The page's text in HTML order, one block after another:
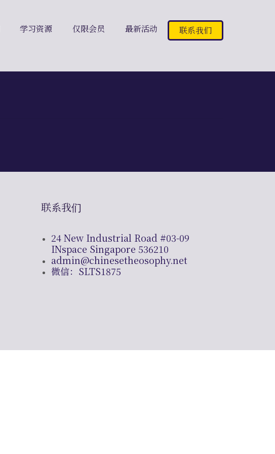
学习资源 仅限会员 最新活动 联系我们
联系我们
24 New Industrial Road #03-09
INspace Singapore 536210
admin@chinesetheosophy.net
微信：SLTS1875